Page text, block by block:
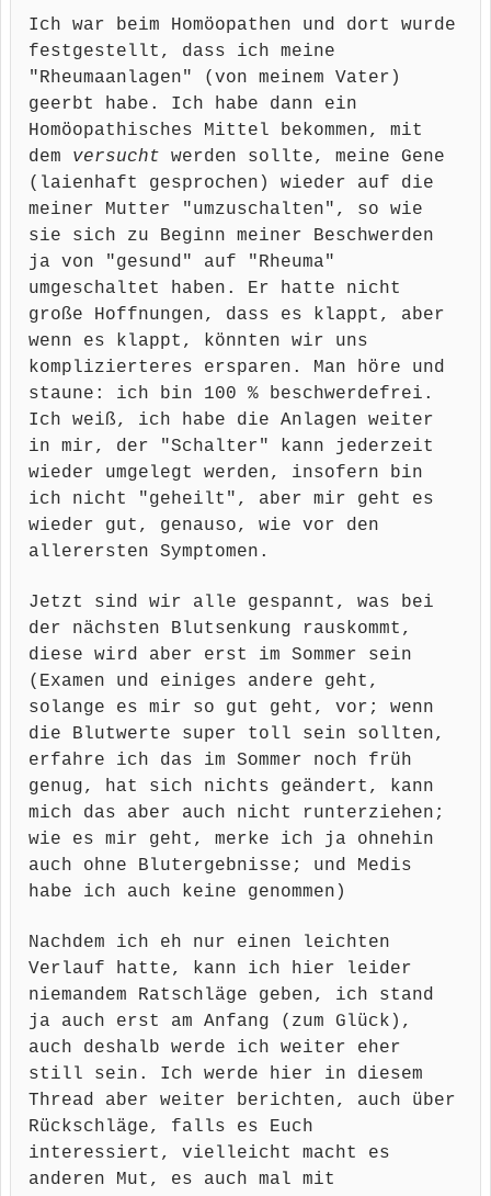
Ich war beim Homöopathen und dort wurde
festgestellt, dass ich meine
"Rheumaanlagen" (von meinem Vater)
geerbt habe. Ich habe dann ein
Homöopathisches Mittel bekommen, mit
dem versucht werden sollte, meine Gene
(laienhaft gesprochen) wieder auf die
meiner Mutter "umzuschalten", so wie
sie sich zu Beginn meiner Beschwerden
ja von "gesund" auf "Rheuma"
umgeschaltet haben. Er hatte nicht
große Hoffnungen, dass es klappt, aber
wenn es klappt, könnten wir uns
komplizierteres ersparen. Man höre und
staune: ich bin 100 % beschwerdefrei.
Ich weiß, ich habe die Anlagen weiter
in mir, der "Schalter" kann jederzeit
wieder umgelegt werden, insofern bin
ich nicht "geheilt", aber mir geht es
wieder gut, genauso, wie vor den
allerersten Symptomen.
Jetzt sind wir alle gespannt, was bei
der nächsten Blutsenkung rauskommt,
diese wird aber erst im Sommer sein
(Examen und einiges andere geht,
solange es mir so gut geht, vor; wenn
die Blutwerte super toll sein sollten,
erfahre ich das im Sommer noch früh
genug, hat sich nichts geändert, kann
mich das aber auch nicht runterziehen;
wie es mir geht, merke ich ja ohnehin
auch ohne Blutergebnisse; und Medis
habe ich auch keine genommen)
Nachdem ich eh nur einen leichten
Verlauf hatte, kann ich hier leider
niemandem Ratschläge geben, ich stand
ja auch erst am Anfang (zum Glück),
auch deshalb werde ich weiter eher
still sein. Ich werde hier in diesem
Thread aber weiter berichten, auch über
Rückschläge, falls es Euch
interessiert, vielleicht macht es
anderen Mut, es auch mal mit